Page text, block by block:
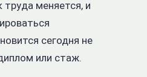
меняется, и
сегодня не
или стаж.